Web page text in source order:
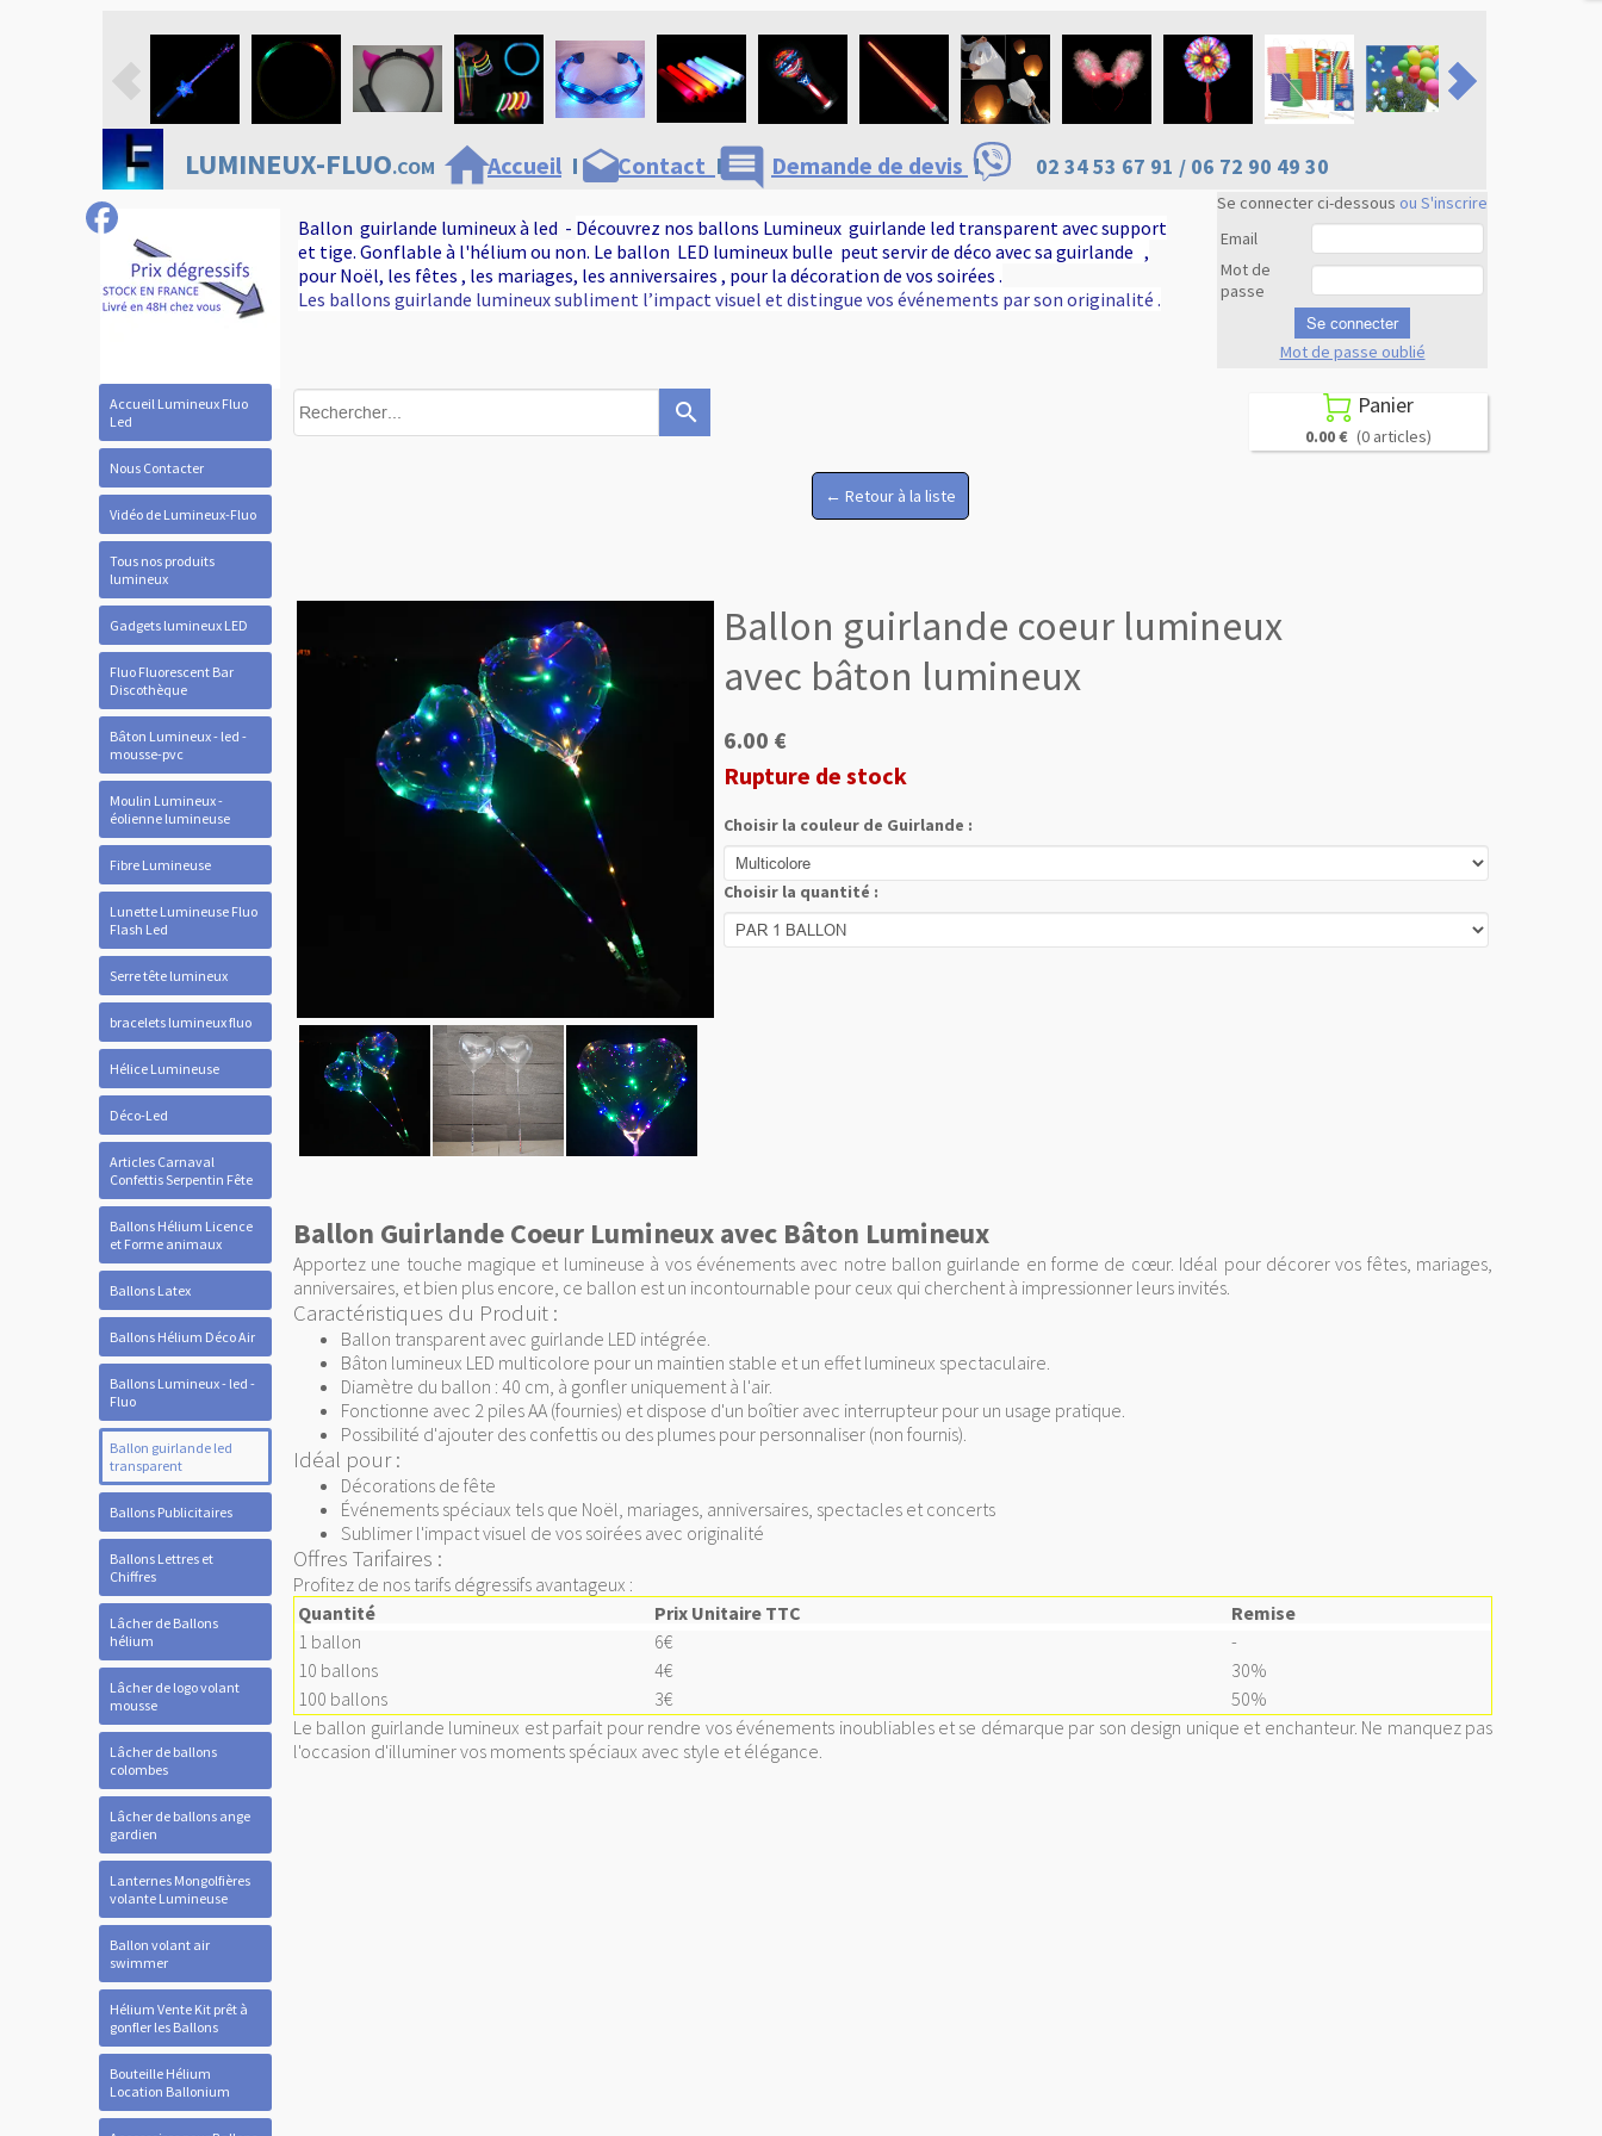
Accueil Lumineux Fluo
Led
Nous Contacter
Vidéo de Lumineux-Fluo
Tous nos produits
lumineux
Gadgets lumineux LED
Fluo Fluorescent Bar
Discothèque
Bâton Lumineux - led -
mousse-pvc
Moulin Lumineux -
éolienne lumineuse
Fibre Lumineuse
Lunette Lumineuse Fluo
Flash Led
Serre tête lumineux
bracelets lumineux fluo
Hélice Lumineuse
Déco-Led
Articles Carnaval
Confettis Serpentin Fête
Ballons Hélium Licence
et Forme animaux
Ballons Latex
Ballons Hélium Déco Air
Ballons Lumineux - led -
Fluo
Ballon guirlande led
transparent
Ballons Publicitaires
Ballons Lettres et
Chiffres
Lâcher de Ballons
hélium
Lâcher de logo volant
mousse
Lâcher de ballons
colombes
Lâcher de ballons ange
gardien
Lanternes Mongolfières
volante Lumineuse
Ballon volant air
swimmer
Hélium Vente Kit prêt à
gonfler les Ballons
Bouteille Hélium
Location Ballonium
LUMINEUX-FLUO.COM Accueil IContact I Demande de devis I 02 34 53 67 91 / 06 72 90 49 30
Se connecter ci-dessous ou S'inscrire
Email
Mot de
passe
Se connecter
Mot de passe oublié
drafts comment
home
Ballon guirlande lumineux à led - Découvrez nos ballons Lumineux guirlande led transparent avec support
et tige. Gonflable à l'hélium ou non. Le ballon LED lumineux bulle peut servir de déco avec sa guirlande ,
pour Noël, les fêtes , les mariages, les anniversaires , pour la décoration de vos soirées .
Les ballons guirlande lumineux subliment l’impact visuel et distingue vos événements par son originalité .
search  Panier
0.00 € (0 articles)
← Retour à la liste
Ballon guirlande coeur lumineux
avec bâton lumineux
6.00 €
Rupture de stock
Choisir la couleur de Guirlande :
Choisir la quantité :
Ballon Guirlande Coeur Lumineux avec Bâton Lumineux
Apportez une touche magique et lumineuse à vos événements avec notre ballon guirlande en forme de cœur. Idéal pour décorer vos fêtes, mariages,
anniversaires, et bien plus encore, ce ballon est un incontournable pour ceux qui cherchent à impressionner leurs invités.
Caractéristiques du Produit :
Ballon transparent avec guirlande LED intégrée.
Bâton lumineux LED multicolore pour un maintien stable et un effet lumineux spectaculaire.
Diamètre du ballon : 40 cm, à gonfler uniquement à l'air.
Fonctionne avec 2 piles AA (fournies) et dispose d'un boîtier avec interrupteur pour un usage pratique.
Possibilité d'ajouter des confettis ou des plumes pour personnaliser (non fournis).
Idéal pour :
Décorations de fête
Événements spéciaux tels que Noël, mariages, anniversaires, spectacles et concerts
Sublimer l'impact visuel de vos soirées avec originalité
Offres Tarifaires :
Profitez de nos tarifs dégressifs avantageux :
Quantité
Prix Unitaire TTC
Remise
1 ballon
6€
-
10 ballons
4€
30%
100 ballons
3€
50%
Le ballon guirlande lumineux est parfait pour rendre vos événements inoubliables et se démarque par son design unique et enchanteur. Ne manquez pas
l'occasion d'illuminer vos moments spéciaux avec style et élégance.